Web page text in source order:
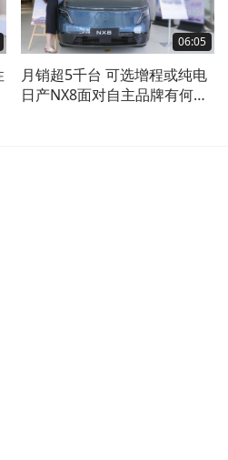
06:05
月销超5千台 可选增程或纯电
日产NX8面对自主品牌有何优